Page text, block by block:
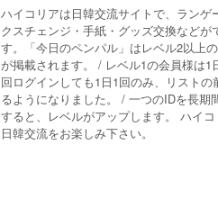
ハイコリアは日韓交流サイトで、ランゲ
クスチェンジ・手紙・グッズ交換などが
す。「今日のペンパル」はレベル2以上
が掲載されます。 / レベル1の会員様は1
回ログインしても1日1回のみ、リストの
るようになりました。 / 一つのIDを長期
すると、レベルがアップします。 ハイ
日韓交流をお楽しみ下さい。